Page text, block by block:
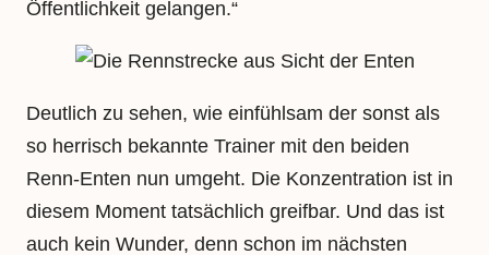
Öffentlichkeit gelangen.“
Deutlich zu sehen, wie einfühlsam der sonst als
so herrisch bekannte Trainer mit den beiden
Renn-Enten nun umgeht. Die Konzentration ist in
diesem Moment tatsächlich greifbar. Und das ist
auch kein Wunder, denn schon im nächsten